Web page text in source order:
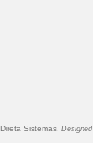
Direta Sistemas.